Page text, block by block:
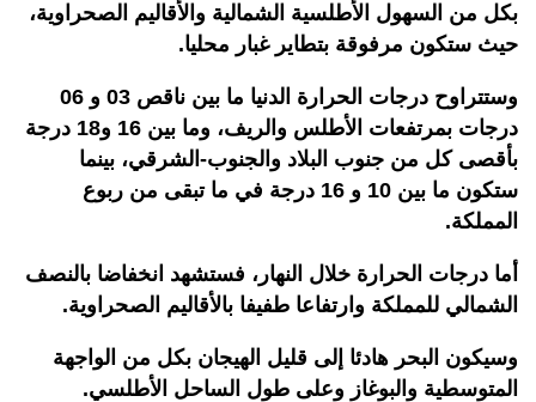
بكل من السهول الأطلسية الشمالية والأقاليم الصحراوية،
حيث ستكون مرفوقة بتطاير غبار محليا.
وستتراوح درجات الحرارة الدنيا ما بين ناقص 03 و 06
درجات بمرتفعات الأطلس والريف، وما بين 16 و18 درجة
بأقصى كل من جنوب البلاد والجنوب-الشرقي، بينما
ستكون ما بين 10 و 16 درجة في ما تبقى من ربوع
المملكة.
أما درجات الحرارة خلال النهار، فستشهد انخفاضا بالنصف
الشمالي للمملكة وارتفاعا طفيفا بالأقاليم الصحراوية.
وسيكون البحر هادئا إلى قليل الهيجان بكل من الواجهة
المتوسطية والبوغاز وعلى طول الساحل الأطلسي.